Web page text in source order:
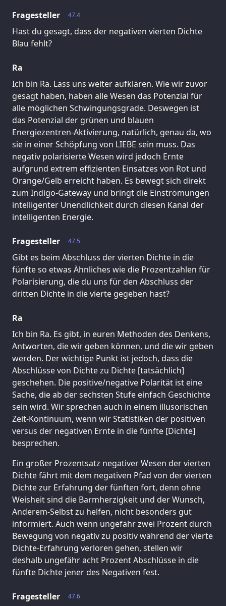
47.4
Fragesteller
Hast du gesagt, dass der negativen vierten Dichte
Blau fehlt?
Ra
Ich bin Ra. Lass uns weiter aufklären. Wie wir zuvor
gesagt haben, haben alle Wesen das Potenzial für
alle möglichen Schwingungsgrade. Deswegen ist
das Potenzial der grünen und blauen
Energiezentren-Aktivierung, natürlich, genau da, wo
sie in einer Schöpfung von LIEBE sein muss. Das
negativ polarisierte Wesen wird jedoch Ernte
aufgrund extrem effizienten Einsatzes von Rot und
Orange/Gelb erreicht haben. Es bewegt sich direkt
zum Indigo-Gateway und bringt die Einströmungen
intelligenter Unendlichkeit durch diesen Kanal der
intelligenten Energie.
47.5
Fragesteller
Gibt es beim Abschluss der vierten Dichte in die
fünfte so etwas Ähnliches wie die Prozentzahlen für
Polarisierung, die du uns für den Abschluss der
dritten Dichte in die vierte gegeben hast?
Ra
Ich bin Ra. Es gibt, in euren Methoden des Denkens,
Antworten, die wir geben können, und die wir geben
werden. Der wichtige Punkt ist jedoch, dass die
Abschlüsse von Dichte zu Dichte [tatsächlich]
geschehen. Die positive/negative Polarität ist eine
Sache, die ab der sechsten Stufe einfach Geschichte
sein wird. Wir sprechen auch in einem illusorischen
Zeit-Kontinuum, wenn wir Statistiken der positiven
versus der negativen Ernte in die fünfte [Dichte]
besprechen.
Ein großer Prozentsatz negativer Wesen der vierten
Dichte fährt mit dem negativen Pfad von der vierten
Dichte zur Erfahrung der fünften fort, denn ohne
Weisheit sind die Barmherzigkeit und der Wunsch,
Anderem-Selbst zu helfen, nicht besonders gut
informiert. Auch wenn ungefähr zwei Prozent durch
Bewegung von negativ zu positiv während der vierte
Dichte-Erfahrung verloren gehen, stellen wir
deshalb ungefähr acht Prozent Abschlüsse in die
fünfte Dichte jener des Negativen fest.
47.6
Fragesteller